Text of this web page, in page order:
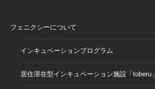
フェニクシーについて
インキュベーションプログラム
居住滞在型インキュベーション施設「toberu」